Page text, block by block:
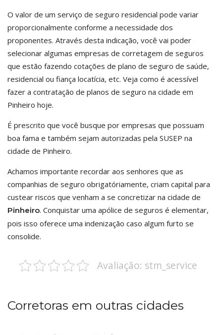
O valor de um serviço de seguro residencial pode variar
proporcionalmente conforme a necessidade dos
proponentes. Através desta indicação, você vai poder
selecionar algumas empresas de corretagem de seguros
que estão fazendo cotações de plano de seguro de saúde,
residencial ou fiança locatícia, etc. Veja como é acessível
fazer a contratação de planos de seguro na cidade em
Pinheiro hoje.
É prescrito que você busque por empresas que possuam
boa fama e também sejam autorizadas pela SUSEP na
cidade de Pinheiro.
Achamos importante recordar aos senhores que as
companhias de seguro obrigatóriamente, criam capital para
custear riscos que venham a se concretizar na cidade de
Pinheiro. Conquistar uma apólice de seguros é elementar,
pois isso oferece uma indenização caso algum furto se
consolide.
Avaliação: stm_service
Corretoras em outras cidades